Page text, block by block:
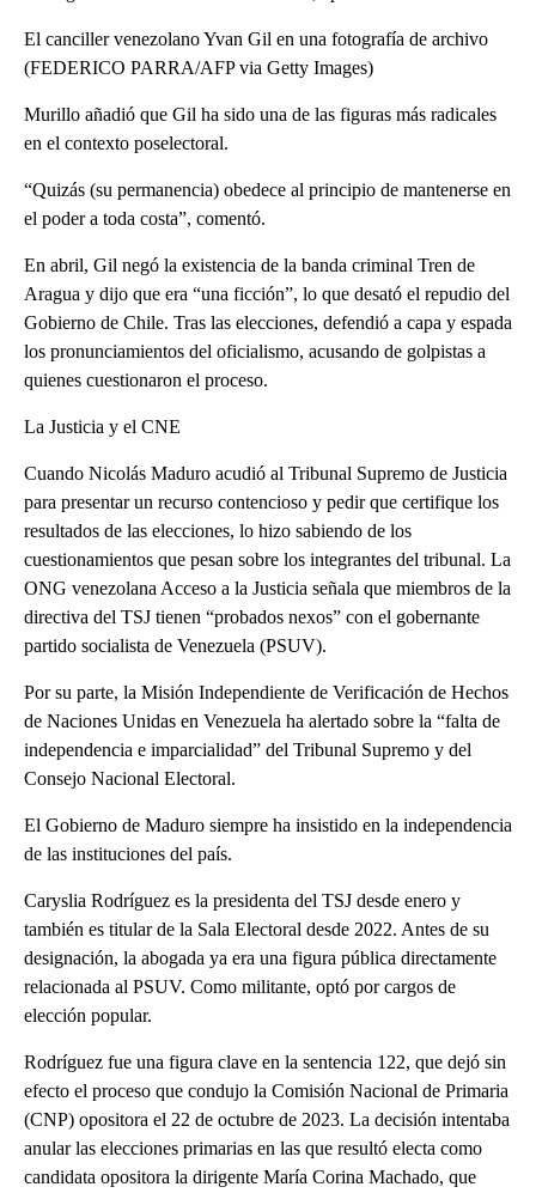
El canciller venezolano Yvan Gil en una fotografía de archivo
(FEDERICO PARRA/AFP via Getty Images)
Murillo añadió que Gil ha sido una de las figuras más radicales
en el contexto poselectoral.
“Quizás (su permanencia) obedece al principio de mantenerse en
el poder a toda costa”, comentó.
En abril, Gil negó la existencia de la banda criminal Tren de
Aragua y dijo que era “una ficción”, lo que desató el repudio del
Gobierno de Chile. Tras las elecciones, defendió a capa y espada
los pronunciamientos del oficialismo, acusando de golpistas a
quienes cuestionaron el proceso.
La Justicia y el CNE
Cuando Nicolás Maduro acudió al Tribunal Supremo de Justicia
para presentar un recurso contencioso y pedir que certifique los
resultados de las elecciones, lo hizo sabiendo de los
cuestionamientos que pesan sobre los integrantes del tribunal. La
ONG venezolana Acceso a la Justicia señala que miembros de la
directiva del TSJ tienen “probados nexos” con el gobernante
partido socialista de Venezuela (PSUV).
Por su parte, la Misión Independiente de Verificación de Hechos
de Naciones Unidas en Venezuela ha alertado sobre la “falta de
independencia e imparcialidad” del Tribunal Supremo y del
Consejo Nacional Electoral.
El Gobierno de Maduro siempre ha insistido en la independencia
de las instituciones del país.
Caryslia Rodríguez es la presidenta del TSJ desde enero y
también es titular de la Sala Electoral desde 2022. Antes de su
designación, la abogada ya era una figura pública directamente
relacionada al PSUV. Como militante, optó por cargos de
elección popular.
Rodríguez fue una figura clave en la sentencia 122, que dejó sin
efecto el proceso que condujo la Comisión Nacional de Primaria
(CNP) opositora el 22 de octubre de 2023. La decisión intentaba
anular las elecciones primarias en las que resultó electa como
candidata opositora la dirigente María Corina Machado, que